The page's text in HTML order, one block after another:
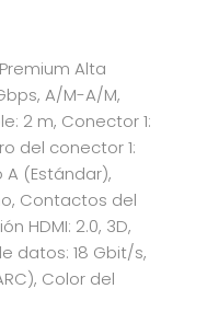
Alta
A/M-A/M,
2 m, Conector 1:
del conector 1:
A (Estándar),
Contactos del
HDMI: 2.0, 3D,
datos: 18 Gbit/s,
Color del